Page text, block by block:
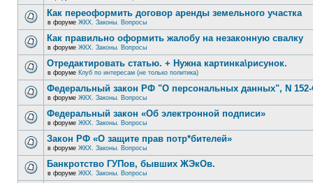
Как переоформить договор аренды земельного участка
в форуме ЖКХ. Законы. Вопросы
Как правильно оформить жалобу на незаконную свалку
в форуме ЖКХ. Законы. Вопросы
Отредактировать статью. + Нужна картинка\рисунок.
в форуме Клуб по интересам (не только политика)
Федеральный закон РФ "О персональных данных", N
в форуме ЖКХ. Законы. Вопросы
Федеральный закон «Об электронной подписи»
в форуме ЖКХ. Законы. Вопросы
Закон РФ «О защите прав потр*бителей»
в форуме ЖКХ. Законы. Вопросы
Банкротство ГУПов, бывших ЖЭкОв.
в форуме ЖКХ. Законы. Вопросы